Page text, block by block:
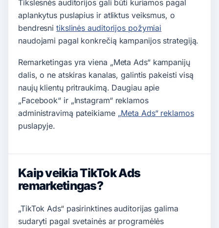
Tikslesnės auditorijos gali būti kuriamos pagal
aplankytus puslapius ir atliktus veiksmus, o
bendresnitikslinės auditorijos požymiai
naudojami pagal konkrečią kampanijos strategiją.
Remarketingas yra viena „Meta Ads“ kampanijų
dalis, o ne atskiras kanalas, galintis pakeisti visą
naujų klientų pritraukimą. Daugiau apie
„Facebook“ ir „Instagram“ reklamos
administravimą pateikiame „Meta Ads“ reklamos
puslapyje.
Kaip veikia TikTok Ads
remarketingas?
„TikTok Ads“ pasirinktines auditorijas galima
sudaryti pagal svetainės ar programėlės